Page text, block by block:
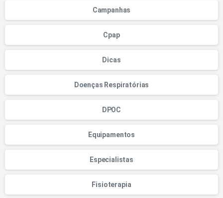
Campanhas
Cpap
Dicas
Doenças Respiratórias
DPOC
Equipamentos
Especialistas
Fisioterapia